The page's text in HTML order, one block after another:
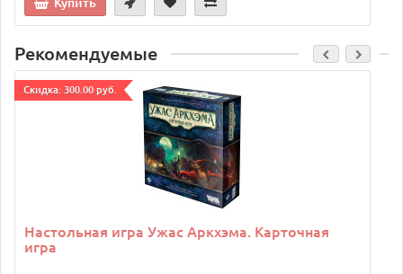
Рекомендуемые
Cкидка: 300.00 руб.
Настольная игра Ужас Аркхэма. Карточная
игра